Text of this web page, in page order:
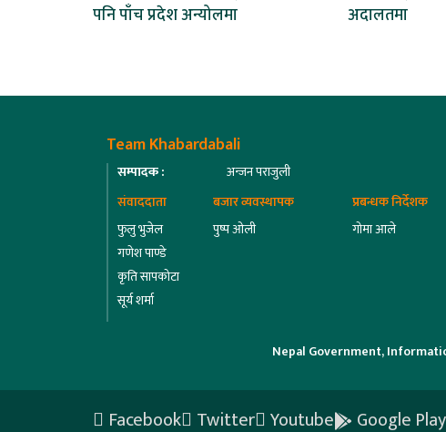
पनि पाँच प्रदेश अन्योलमा
अदालतमा
Team Khabardabali
सम्पादक :
अन्जन पराजुली
संवाददाता
फुलु भुजेल
गणेश पाण्डे
कृति सापकोटा
सूर्य शर्मा
बजार व्यवस्थापक
पुष्प ओली
प्रबन्धक निर्देशक
गोमा आले
Nepal Government,
Facebook Twitter Youtube Google Play